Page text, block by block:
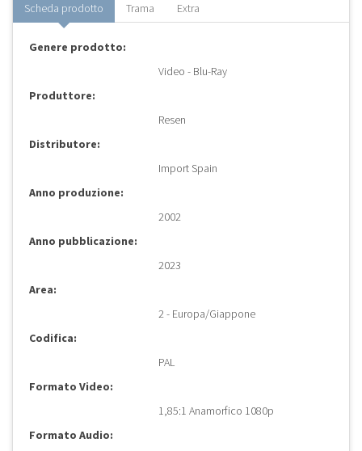
Scheda prodotto Trama Extra
Genere prodotto:
Video - Blu-Ray
Produttore:
Resen
Distributore:
Import Spain
Anno produzione:
2002
Anno pubblicazione:
2023
Area:
2 - Europa/Giappone
Codifica:
PAL
Formato Video:
1,85:1 Anamorfico 1080p
Formato Audio: